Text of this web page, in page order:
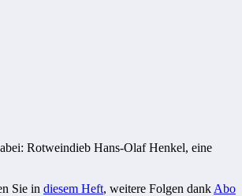
Rotweindieb Hans-Olaf Henkel, eine
Sie in diesem Heft, weitere Folgen dank Abo